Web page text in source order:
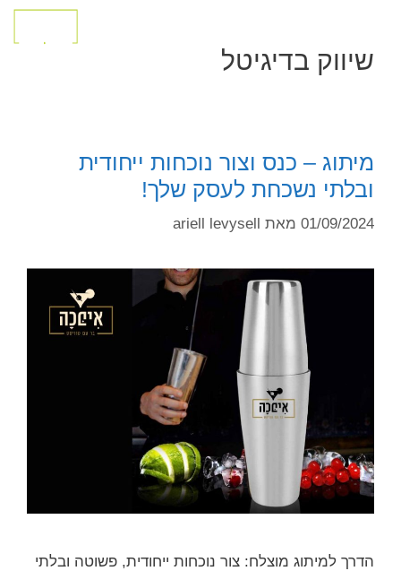
שיווק בדיגיטל
מיתוג – כנס וצור נוכחות ייחודית
ובלתי נשכחת לעסק שלך!
01/09/2024 מאת ariell levysell
הדרך למיתוג מוצלח: צור נוכחות ייחודית, פשוטה ובלתי